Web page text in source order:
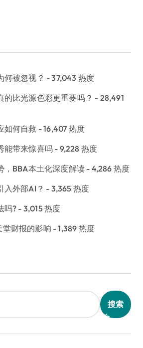
何被忽视？ - 37,043 热度
的比光源色彩更重要吗？ - 28,491
如何自救 - 16,407 热度
能带来惊喜吗 - 9,228 热度
，BBA本土化深度解读 - 4,286 热度
入外部AI？ - 3,365 热度
吗? - 3,015 热度
财报的影响 - 1,389 热度
搜索